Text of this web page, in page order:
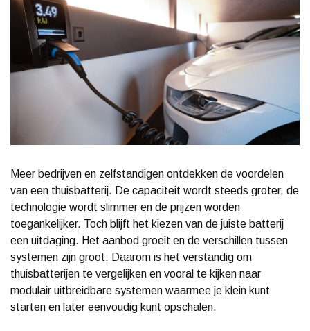
Meer bedrijven en zelfstandigen ontdekken de voordelen
van een thuisbatterij. De capaciteit wordt steeds groter, de
technologie wordt slimmer en de prijzen worden
toegankelijker. Toch blijft het kiezen van de juiste batterij
een uitdaging. Het aanbod groeit en de verschillen tussen
systemen zijn groot. Daarom is het verstandig om
thuisbatterijen te vergelijken en vooral te kijken naar
modulair uitbreidbare systemen waarmee je klein kunt
starten en later eenvoudig kunt opschalen.